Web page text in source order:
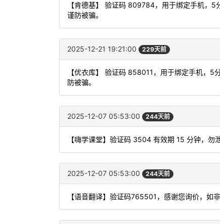
【肯德基】 验证码 809784，用于绑定手机，5
谨防被骗。
2025-12-21 19:21:00 229天前
【优衣库】 验证码 858011，用于绑定手机，
防被骗。
2025-12-07 05:53:00 244天前
【嗨学课堂】验证码 3504 有效期 15 分钟，勿
2025-12-07 05:53:00 244天前
【语音翻译】验证码765501，感谢您询价，如